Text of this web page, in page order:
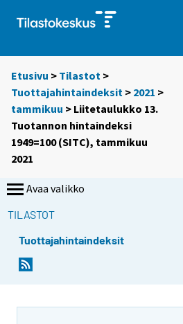
Etusivu > Tilastot >
Tuottajahintaindeksit > 2021 >
tammikuu > Liitetaulukko 13.
Tuotannon hintaindeksi
1949=100 (SITC), tammikuu
2021
Avaa valikko
TILASTOT
Tuottajahintaindeksit